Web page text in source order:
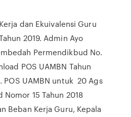
dan Ekuivalensi Guru
2019. Admin Ayo
Permendikbud No.
POS UAMBN Tahun
POS UAMBN untuk 20 Ags
15 Tahun 2018
Beban Kerja Guru, Kepala